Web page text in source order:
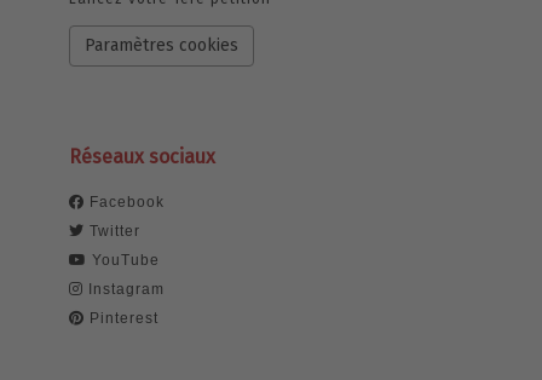
Paramètres cookies
Réseaux sociaux
Facebook
Twitter
YouTube
Instagram
Pinterest